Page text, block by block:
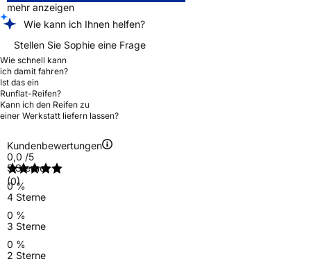
mehr anzeigen
Wie kann ich Ihnen helfen?
Stellen Sie Sophie eine Frage
Wie schnell kann
ich damit fahren?
Ist das ein
Runflat-Reifen?
Kann ich den Reifen zu
einer Werkstatt liefern lassen?
Kundenbewertungen
0,0 /5
(0)
5 Sterne
0 %
4 Sterne
0 %
3 Sterne
0 %
2 Sterne